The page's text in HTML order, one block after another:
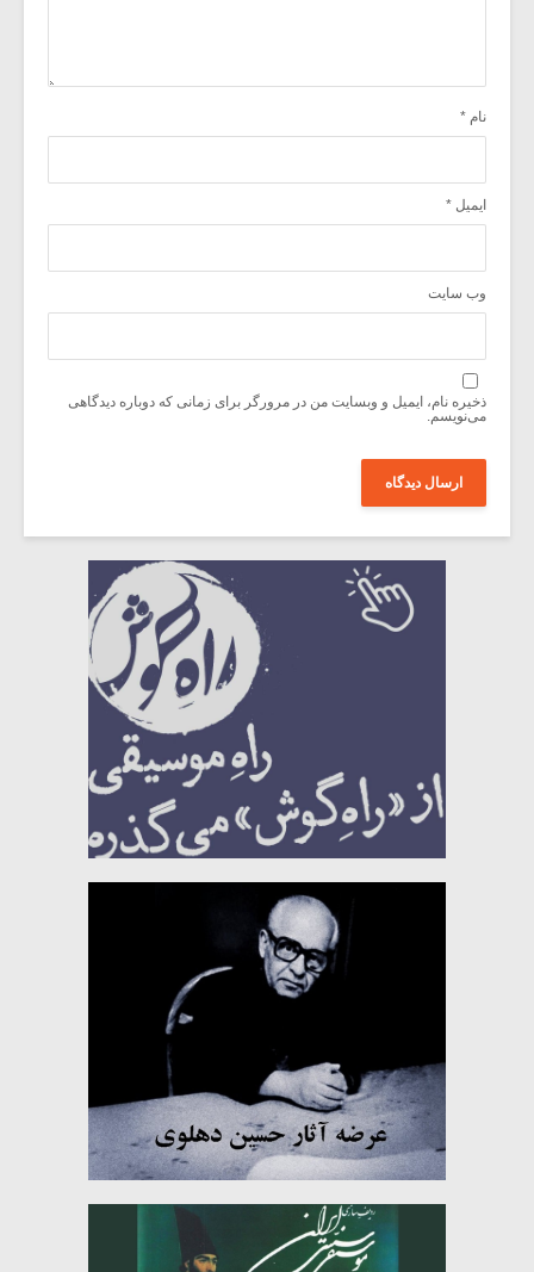
نام *
ایمیل *
وب‌ سایت
ذخیره نام، ایمیل و وبسایت من در مرورگر برای زمانی که دوباره دیدگاهی
می‌نویسم.